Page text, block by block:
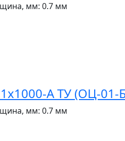
мм: 0.7 мм
A ТУ (ОЦ-01-
мм: 0.7 мм